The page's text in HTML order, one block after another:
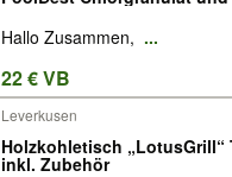
Hallo Zusammen, ...
22 € VB
Leverkusen
Holzkohletisch „LotusGrill“
inkl. Zubehör